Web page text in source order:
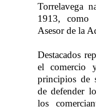
Torrelavega
1913, como
Asesor de la
Destacados
el comercio
principios de
de defender
los